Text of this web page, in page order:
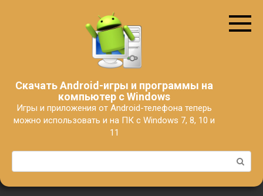
Скачать Android-игры и программы на
компьютер с Windows
Игры и приложения от Android-телефона теперь
можно использовать и на ПК с Windows 7, 8, 10 и
11
Поиск: